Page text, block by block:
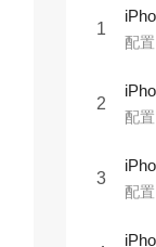
1
配
2
配
3
配